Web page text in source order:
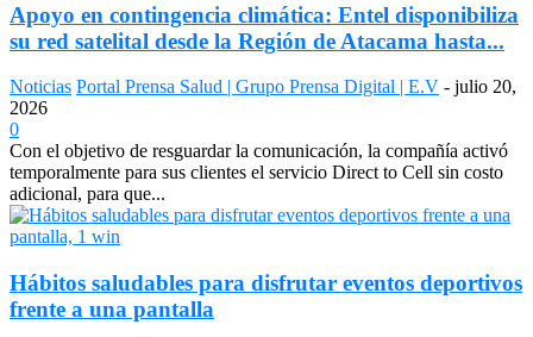
Apoyo en contingencia climática: Entel disponibiliza
su red satelital desde la Región de Atacama hasta...
Noticias Portal Prensa Salud | Grupo Prensa Digital | E.V - julio 20,
2026
0
Con el objetivo de resguardar la comunicación, la compañía activó
temporalmente para sus clientes el servicio Direct to Cell sin costo
adicional, para que...
Hábitos saludables para disfrutar eventos deportivos
frente a una pantalla